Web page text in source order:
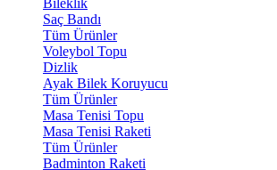
Bileklik
Saç Bandı
Tüm Ürünler
Voleybol Topu
Dizlik
Ayak Bilek Koruyucu
Tüm Ürünler
Masa Tenisi Topu
Masa Tenisi Raketi
Tüm Ürünler
Badminton Raketi